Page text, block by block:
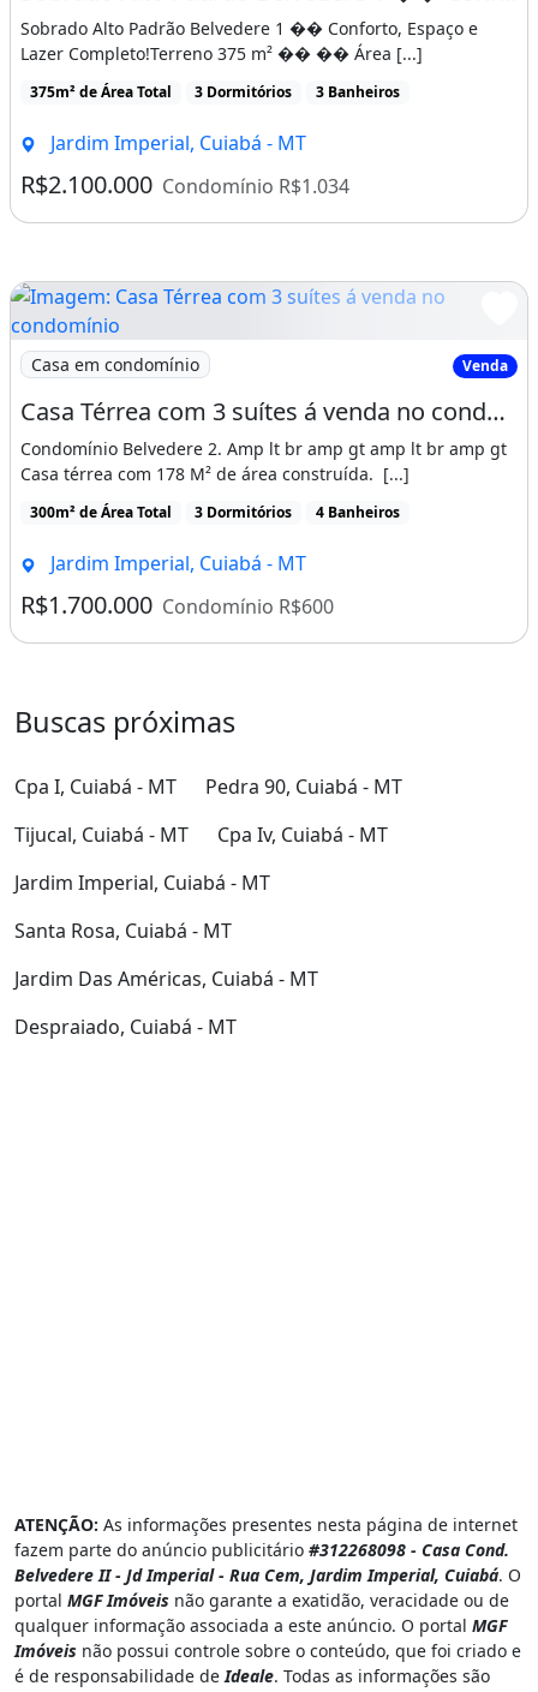
Sobrado Alto Padrão Belvedere 1 �� Conforto, Espaço e
Lazer Completo!Terreno 375 m² �� �� Área [...]
375m² de Área Total 3 Dormitórios 3 Banheiros
Jardim Imperial, Cuiabá - MT
R$2.100.000 Condomínio R$1.034
Imagem: Casa Térrea com 3 suítes á venda no condomínio
Casa em condomínio Venda
Casa Térrea com 3 suítes á venda no condomínio Belvedere 2, Cuiabá-MT
Condomínio Belvedere 2. Amp lt br amp gt amp lt br amp gt
Casa térrea com 178 M² de área construída. [...]
300m² de Área Total 3 Dormitórios 4 Banheiros
Jardim Imperial, Cuiabá - MT
R$1.700.000 Condomínio R$600
Buscas próximas
Cpa I, Cuiabá - MT
Pedra 90, Cuiabá - MT
Tijucal, Cuiabá - MT
Cpa Iv, Cuiabá - MT
Jardim Imperial, Cuiabá - MT
Santa Rosa, Cuiabá - MT
Jardim Das Américas, Cuiabá - MT
Despraiado, Cuiabá - MT
ATENÇÃO: As informações presentes nesta página de internet
fazem parte do anúncio publicitário #312268098 - Casa Cond.
Belvedere II - Jd Imperial - Rua Cem, Jardim Imperial, Cuiabá. O
portal MGF Imóveis não garante a exatidão, veracidade ou de
qualquer informação associada a este anúncio. O portal MGF
Imóveis não possui controle sobre o conteúdo, que foi criado e
é de responsabilidade deIdeale. Todas as informações são